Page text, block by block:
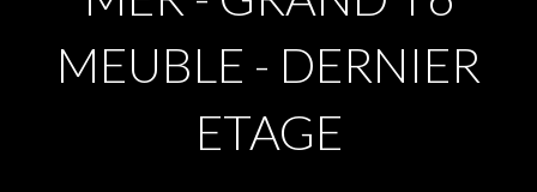
MEUBLE - DERNIER
ETAGE